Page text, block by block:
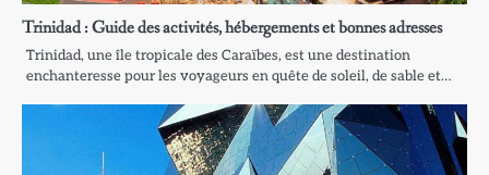
Trinidad : Guide des activités, hébergements et bonnes adresses
Trinidad, une île tropicale des Caraïbes, est une destination
enchanteresse pour les voyageurs en quête de soleil, de sable et…